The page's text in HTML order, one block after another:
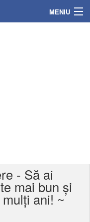
MENIU
- Să ai
mai bun și
ani! ~